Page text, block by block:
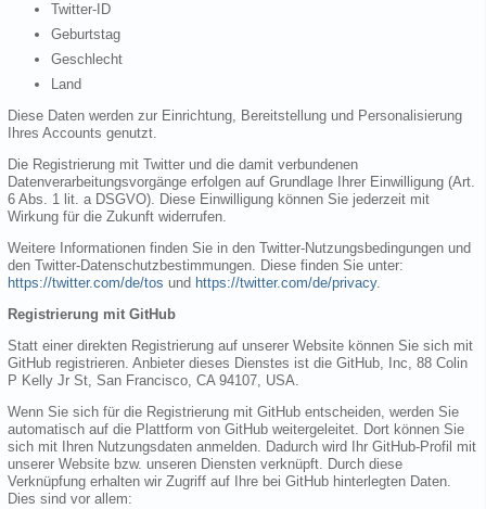
Twitter-ID
Geburtstag
Geschlecht
Land
Diese Daten werden zur Einrichtung, Bereitstellung und Personalisierung
Ihres Accounts genutzt.
Die Registrierung mit Twitter und die damit verbundenen
Datenverarbeitungsvorgänge erfolgen auf Grundlage Ihrer Einwilligung (Art.
6 Abs. 1 lit. a DSGVO). Diese Einwilligung können Sie jederzeit mit
Wirkung für die Zukunft widerrufen.
Weitere Informationen finden Sie in den Twitter-Nutzungsbedingungen und
den Twitter-Datenschutzbestimmungen. Diese finden Sie unter:
https://twitter.com/de/tos und https://twitter.com/de/privacy.
Registrierung mit GitHub
Statt einer direkten Registrierung auf unserer Website können Sie sich mit
GitHub registrieren. Anbieter dieses Dienstes ist die GitHub, Inc, 88 Colin
P Kelly Jr St, San Francisco, CA 94107, USA.
Wenn Sie sich für die Registrierung mit GitHub entscheiden, werden Sie
automatisch auf die Plattform von GitHub weitergeleitet. Dort können Sie
sich mit Ihren Nutzungsdaten anmelden. Dadurch wird Ihr GitHub-Profil mit
unserer Website bzw. unseren Diensten verknüpft. Durch diese
Verknüpfung erhalten wir Zugriff auf Ihre bei GitHub hinterlegten Daten.
Dies sind vor allem: